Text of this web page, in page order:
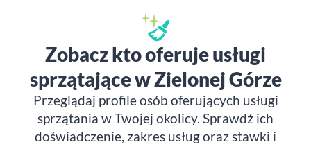
Zobacz kto oferuje usługi
sprzątające w Zielonej Górze
Przeglądaj profile osób oferujących usługi
sprzątania w Twojej okolicy. Sprawdź ich
doświadczenie, zakres usług oraz stawki i